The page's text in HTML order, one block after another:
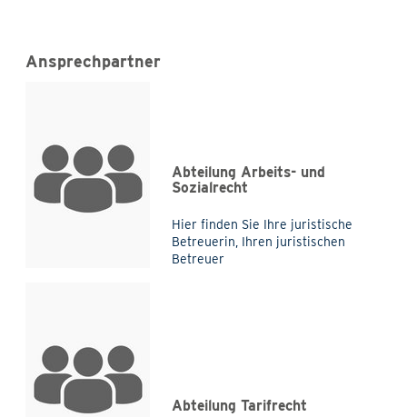
Ansprechpartner
Abteilung Arbeits- und
Sozialrecht
Hier finden Sie Ihre juristische
Betreuerin, Ihren juristischen
Betreuer
Abteilung Tarifrecht